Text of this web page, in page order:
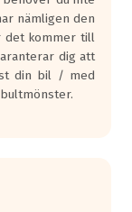
nämligen den
det kommer till
dig att
din bil / med